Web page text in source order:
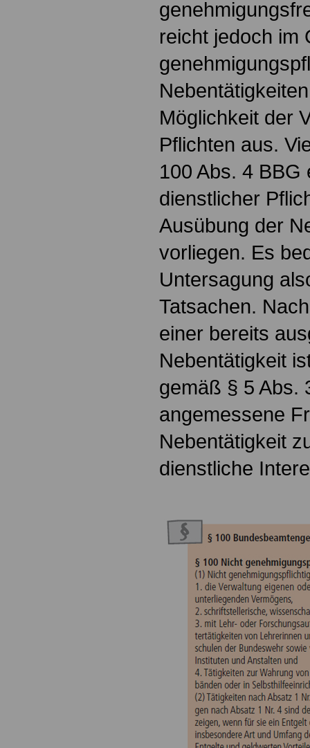
reicht jedoch im
Möglichkeit der
Pflichten aus.
100 Abs. 4 BBG
dienstlicher
Ausübung der
vorliegen. Es
Untersagung
Tatsachen.
einer bereits
Nebentätigkeit
gemäß § 5 Abs.
angemessene
Nebentätigkeit
dienstliche